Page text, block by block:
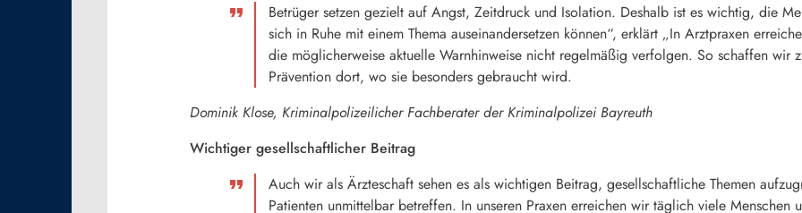
Betrüger setzen gezielt auf Angst, Zeitdruck und Isolation. Deshalb ist es wichtig, die
sich in Ruhe mit einem Thema auseinandersetzen können“, erklärt „In Arztpraxen
die möglicherweise aktuelle Warnhinweise nicht regelmäßig verfolgen. So schaffen wir
Prävention dort, wo sie besonders gebraucht wird.
Dominik Klose, Kriminalpolizeilicher Fachberater der Kriminalpolizei Bayreuth
Wichtiger gesellschaftlicher Beitrag
Auch wir als Ärzteschaft sehen es als wichtigen Beitrag, gesellschaftliche Themen
Patienten unmittelbar betreffen. In unseren Praxen erreichen wir täglich viele